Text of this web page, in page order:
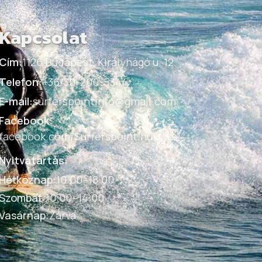
1126 Budapest, Királyhágó u. 12.
+36/30-200-5344
mail:surferspointinfo@gmail.com
Surferspoint.hu
:10:00–18:00
:10:00–14:00
:Zárva